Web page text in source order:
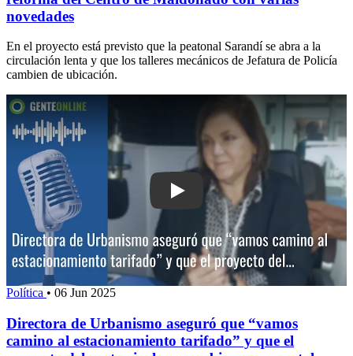
novedades
En el proyecto está previsto que la peatonal Sarandí se abra a la
circulación lenta y que los talleres mecánicos de Jefatura de Policía
cambien de ubicación.
Play: Directora de Urbanismo
Política • 06 Jun 2025
Directora de Urbanismo aseguró que “vamos
camino al estacionamiento tarifado” y que el